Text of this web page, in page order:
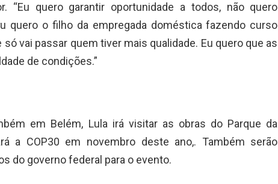
“Eu quero garantir oportunidade a todos, não quero
quero o filho da empregada doméstica fazendo curso
só vai passar quem tiver mais qualidade. Eu quero que as
de condições.”
em Belém, Lula irá visitar as obras do Parque da
a COP30 em novembro deste ano,. Também serão
do governo federal para o evento.